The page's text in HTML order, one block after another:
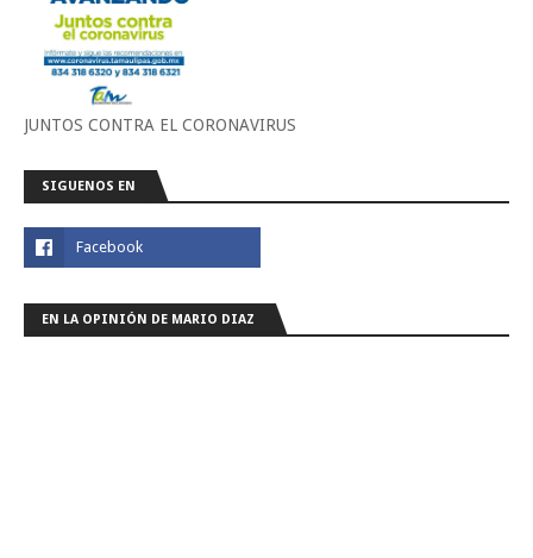
JUNTOS CONTRA EL CORONAVIRUS
SIGUENOS EN
EN LA OPINIÓN DE MARIO DIAZ